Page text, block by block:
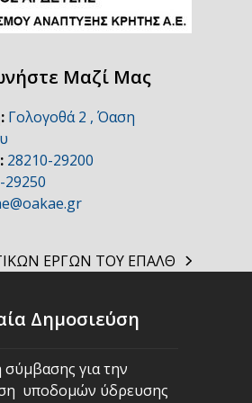
Μαζί Μας
Γολογοθά 2 , Όαση
28210-29200
29250
ΕΡΓΩΝ ΤΟΥ ΕΠΑΛΘ
Δημοσιεύση
για την
υποδομών ύδρευσης